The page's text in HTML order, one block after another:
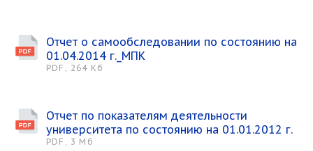
Отчет о самообследовании по состоянию на
01.04.2014 г._МПК
PDF, 264 Кб
Отчет по показателям деятельности
университета по состоянию на 01.01.2012 г.
PDF, 3 Мб